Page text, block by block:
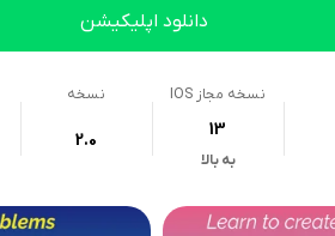
دانلود اپلیکیشن
نسخه مجاز IOS
13
به بالا
نسخه
2.0